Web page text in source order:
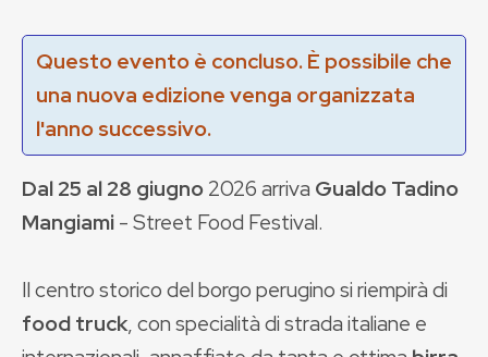
Questo evento è concluso. È possibile che
una nuova edizione venga organizzata
l'anno successivo.
Dal 25 al 28 giugno2026 arriva Gualdo Tadino
Mangiami- Street Food Festival.
Il centro storico del borgo perugino si riempirà di
food truck, con specialità di strada italiane e